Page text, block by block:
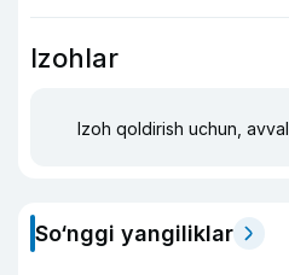
Izohlar
Izoh qoldirish uchun, avval
So‘nggi yangiliklar